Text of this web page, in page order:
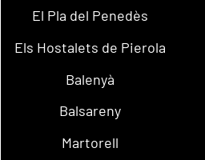
El Pla del Penedès
Els Hostalets de Pierola
Balenyà
Balsareny
Martorell